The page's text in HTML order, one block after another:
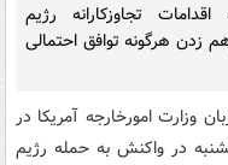
تجاوزکارانه رژیم
زدن هرگونه توافق احتمالی
وزارت امورخارجه آمریکا در
در واکنش به حمله رژیم